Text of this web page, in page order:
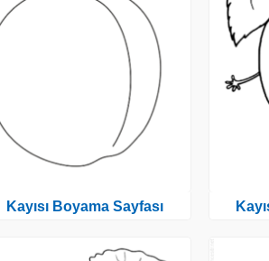
Kayısı Boyama Sayfası